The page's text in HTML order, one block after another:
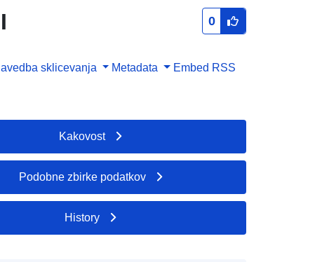
0
sklicevanja Metadata Embed RSS
Kakovost
Podobne zbirke podatkov
History